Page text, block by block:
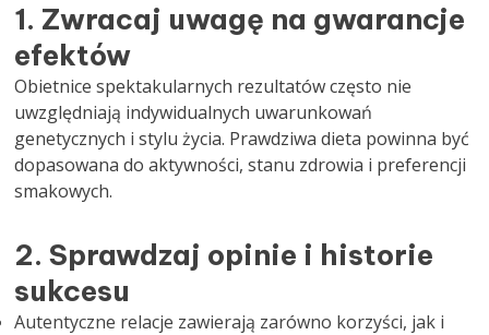
1. Zwracaj uwagę na gwarancje
efektów
Obietnice spektakularnych rezultatów często nie
uwzględniają indywidualnych uwarunkowań
genetycznych i stylu życia. Prawdziwa dieta powinna być
dopasowana do aktywności, stanu zdrowia i preferencji
smakowych.
2. Sprawdzaj opinie i historie
sukcesu
Autentyczne relacje zawierają zarówno korzyści, jak i